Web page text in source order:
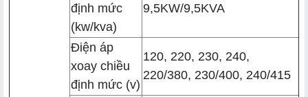
định mức
(kw/kva)
9,5KW/9,5KVA
Điện áp
xoay chiều
định mức (v)
120, 220, 230, 240,
220/380, 230/400, 240/415